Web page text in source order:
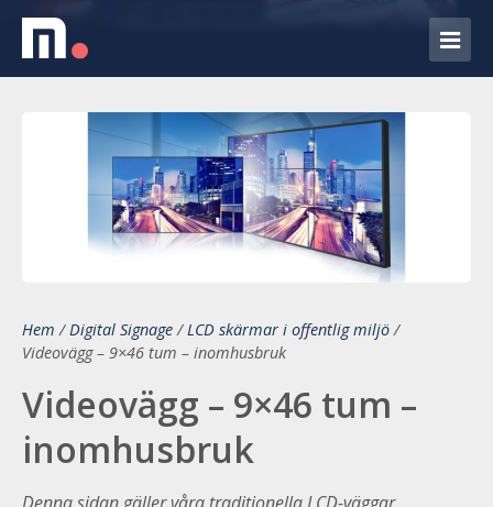
Hem /Digital Signage/LCD skärmar i offentlig miljö/
Videovägg – 9×46 tum – inomhusbruk
Videovägg – 9×46 tum –
inomhusbruk